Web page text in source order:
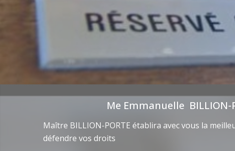
Me Emmanuelle BILLION-
Maître BILLION-PORTE établira avec vous la
défendre vos droits